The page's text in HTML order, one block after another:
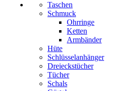
Taschen
Schmuck
Ohrringe
Ketten
Armbänder
Hüte
Schlüsselanhänger
Dreieckstücher
Tücher
Schals